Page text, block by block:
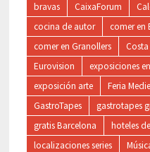
bravas CaixaForum
cocina de autor
comer en
comer en Granollers
Eurovision
exposiciones
exposición arte
Feria
GastroTapes
gastrotapes
gratis Barcelona
hoteles
localizaciones series